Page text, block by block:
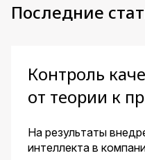
Последние
Контроль
от теории к
На результаты
интеллекта в